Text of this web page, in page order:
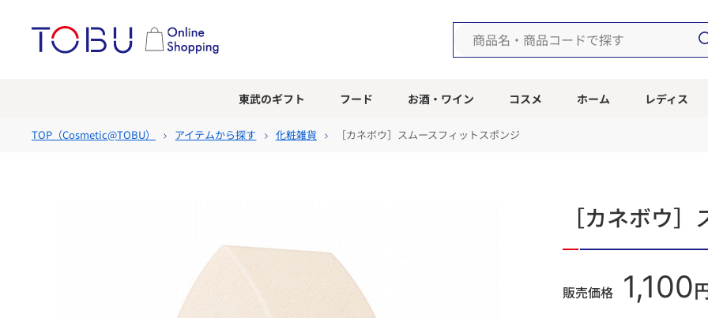
東武のギフト フード お酒・ワイン コスメ ホーム レディス
TOP（Cosmetic@TOBU） アイテムから探す 化粧雑貨 ［カネボウ］スムースフィットスポンジ
［カネボウ
販売価格 1,100